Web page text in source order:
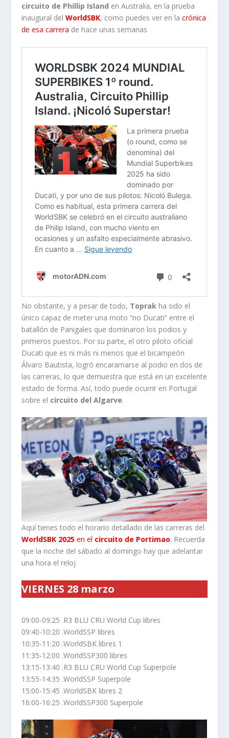
circuito de Phillip Island en Australia, en la prueba
inaugural delWorldSBK, como puedes ver en lacrónica
de esa carrera de hace unas semanas
No obstante, y a pesar de todo, Toprak ha sido el
único capaz de meter una moto “no Ducati” entre el
batallón de Panigales que dominaron los podios y
primeros puestos. Por su parte, el otro piloto oficial
Ducati que es ni más ni menos que el bicampeón
Álvaro Bautista, logró encaramarse al podio en dos de
las carreras, lo que demuestra que está en un excelente
estado de forma. Así, todo puede ocurrir en Portugal
sobre el circuito del Algarve.
Aquí tienes todo el horario detallado de las carreras del
WorldSBK 2025 en el circuito de Portimao. Recuerda
que la noche del sábado al domingo hay que adelantar
una hora el reloj
VIERNES 28 marzo
09:00-09:25 .R3 BLU CRU World Cup libres
09:40-10:20 .WorldSSP libres
10:35-11:20 .WorldSBK libres 1
11:35-12:00 .WorldSSP300 libres
13:15-13:40 .R3 BLU CRU World Cup Superpole
13:55-14:35 .WorldSSP Superpole
15:00-15:45 .WorldSBK libres 2
16:00-16:25 .WorldSSP300 Superpole